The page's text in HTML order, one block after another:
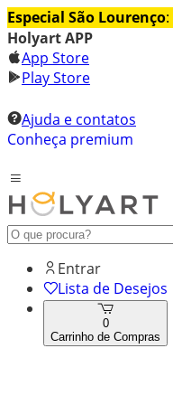
Especial São Lourenço:
Holyart APP
App Store
Play Store
Ajuda e contatos
Conheça premium
Entrar
Lista de Desejos
0
Carrinho de Compras